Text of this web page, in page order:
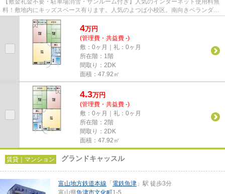
【敷金礼金不要・駐車場消雪・サンルーム付き】人気のインターネット使用料無
料！敷地内にキッズスペース有ります。人気のよつば小校区。南向きベランダ。
日中は管理人さん駐在。防犯...
4万円
(管理費・共益費 -)
敷：0ヶ月｜礼：0ヶ月
所在階：1階
間取り：2DK
面積：47.92㎡
4.3万円
(管理費・共益費 -)
敷：0ヶ月｜礼：0ヶ月
所在階：2階
間取り：2DK
面積：47.92㎡
賃貸｜マンション グランドキャッスル
富山地方鉄道本線 「 電鉄魚津 」駅 徒歩3分
富山県魚津市文化町1-5